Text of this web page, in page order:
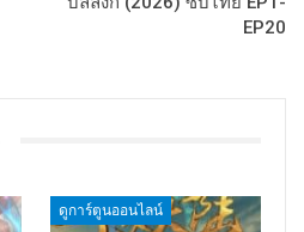
EP20
ดูการ์ตูนออนไลน์